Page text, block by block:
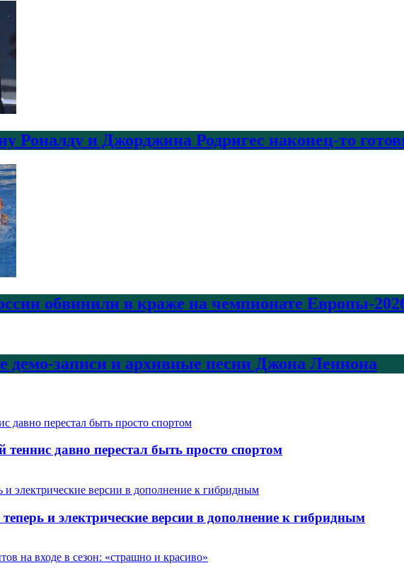
Роналду и Джорджина Родригес наконец-то
обвинили в краже на чемпионате Европы-
демо-записи и архивные песни Джона Леннона
давно перестал быть просто спортом
и электрические версии в дополнение к гибридным